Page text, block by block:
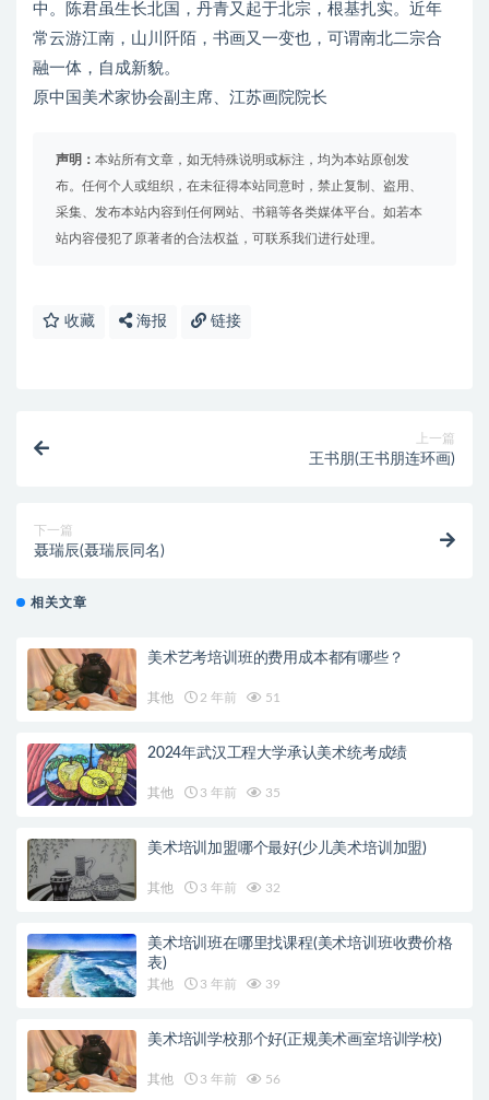
中。陈君虽生长北国，丹青又起于北宗，根基扎实。近年
常云游江南，山川阡陌，书画又一变也，可谓南北二宗合
融一体，自成新貌。
原中国美术家协会副主席、江苏画院院长
声明： 本站所有文章，如无特殊说明或标注，均为本站原创发
布。任何个人或组织，在未征得本站同意时，禁止复制、盗用、
采集、发布本站内容到任何网站、书籍等各类媒体平台。如若本
站内容侵犯了原著者的合法权益，可联系我们进行处理。
收藏 海报 链接
上一篇
王书朋(王书朋连环画)
下一篇
聂瑞辰(聂瑞辰同名)
相关文章
美术艺考培训班的费用成本都有哪些？
其他 2 年前 51
2024年武汉工程大学承认美术统考成绩
其他 3 年前 35
美术培训加盟哪个最好(少儿美术培训加盟)
其他 3 年前 32
美术培训班在哪里找课程(美术培训班收费价格
表)
其他 3 年前 39
美术培训学校那个好(正规美术画室培训学校)
其他 3 年前 56